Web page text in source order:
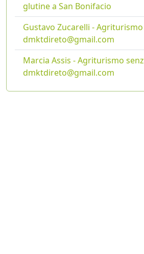
glutine a San Bonifacio
Gustavo Zucarelli -
dmktdireto@gmail.com
Marcia Assis - Agriturismo
dmktdireto@gmail.com